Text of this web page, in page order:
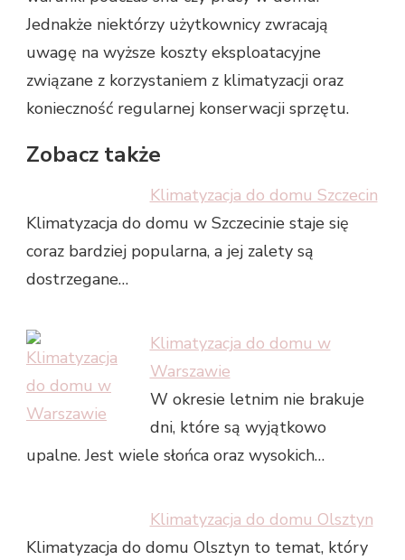
Jednakże niektórzy użytkownicy zwracają
uwagę na wyższe koszty eksploatacyjne
związane z korzystaniem z klimatyzacji oraz
konieczność regularnej konserwacji sprzętu.
Zobacz także
Klimatyzacja do domu Szczecin
Klimatyzacja do domu w Szczecinie staje się
coraz bardziej popularna, a jej zalety są
dostrzegane…
Klimatyzacja do domu w
Warszawie
W okresie letnim nie brakuje
dni, które są wyjątkowo
upalne. Jest wiele słońca oraz wysokich…
Klimatyzacja do domu Olsztyn
Klimatyzacja do domu Olsztyn to temat, który